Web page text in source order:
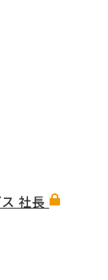
社長